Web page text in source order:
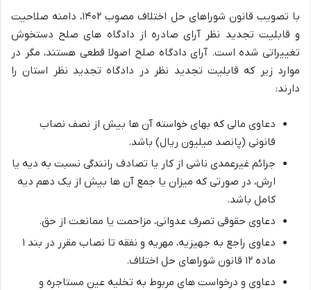
با تصویب قانون شوراهای حل اختلاف مصوب ۱۴۰۲، دامنه صلاحیت
و قابلیت تجدید نظر آرای صادره از دادگاه های صلح دستخوش
تغییراتی شده است. آرای دادگاه صلح اصولا قطعی هستند، مگر در
موارد زیر که قابلیت تجدید نظر در دادگاه تجدید نظر استان را
دارند:
دعاوی مالی که بهای خواسته آن ها بیش از نصف نصاب
قانونی (پانصد میلیون ریال) باشد.
جرائم غیرعمدی ناشی از کار یا تصادف رانندگی نسبت به دیه یا
ارش، در صورتی که میزان یا جمع آن ها بیش از یک دهم دیه
کامل باشد.
دعاوی حقوقی تصرف عدوانی، مزاحمت یا ممانعت از حق.
دعاوی راجع به جهیزیه، مهریه و نفقه تا نصاب مقرر در بند ۱
ماده ۱۲ قانون شوراهای حل اختلاف.
دعاوی و درخواست های مربوط به تخلیه عین مستاجره و